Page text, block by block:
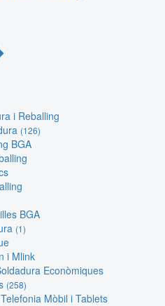
i Reballing
(126)
BGA
BGA
(1)
i Mlink
Econòmiques
(258)
Telefonia Mòbil i Tablets